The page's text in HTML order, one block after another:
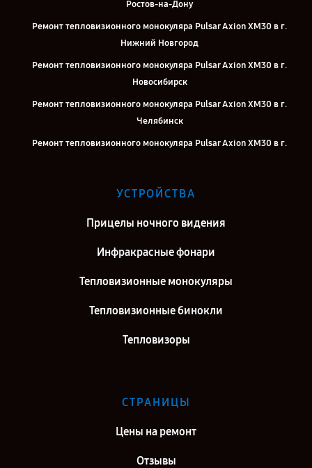
Ростов-на-Дону
Ремонт тепловизионного монокуляра Pulsar Axion XM30 в г.
Нижний Новгород
Ремонт тепловизионного монокуляра Pulsar Axion XM30 в г.
Новосибирск
Ремонт тепловизионного монокуляра Pulsar Axion XM30 в г.
Челябинск
Ремонт тепловизионного монокуляра Pulsar Axion XM30 в г.
Казань
Ремонт тепловизионного монокуляра Pulsar Axion XM30 в г.
Ремонт тепловизионного монокуляра Pulsar Axion XM30 в г.
Санкт-Петербург
УСТРОЙСТВА
Прицелы ночного видения
Инфракрасные фонари
Тепловизионные монокуляры
Тепловизионные бинокли
Тепловизоры
СТРАНИЦЫ
Цены на ремонт
Отзывы